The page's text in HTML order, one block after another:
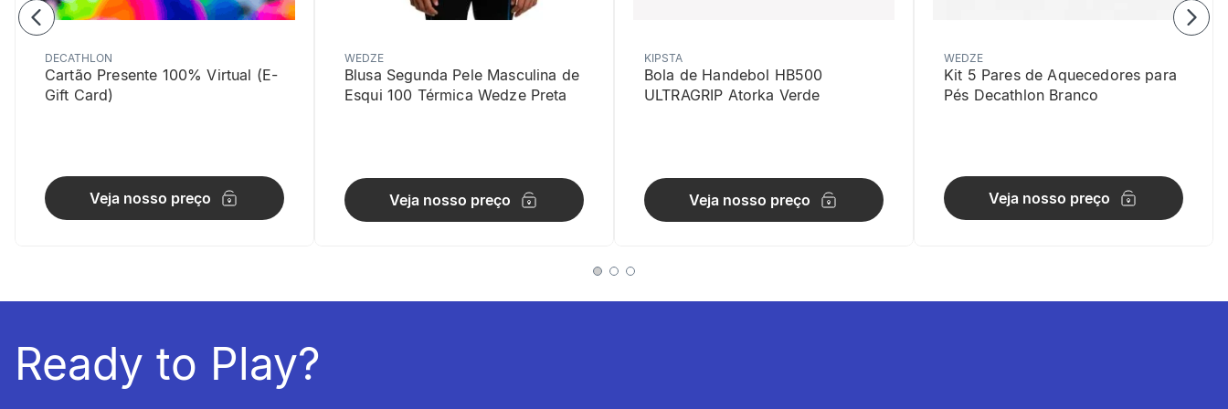
Aquecimento
Tricô com laços internos retém o calor e isola os pés em baixas temperaturas.
DECATHLON
Cartão Presente 100% Virtual (E-
Gift Card)
Veja nosso preço
WEDZE
Blusa Segunda Pele Masculina de
Esqui 100 Térmica Wedze Preta
Veja nosso preço
KIPSTA
Bola de Handebol HB500
ULTRAGRIP Atorka Verde
Veja nosso preço
WEDZE
Kit 5 Pares de Aquecedores para
Pés Decathlon Branco
Veja nosso preço
Ready to Play?